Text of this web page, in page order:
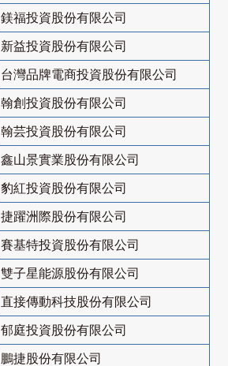
鎂福投資股份有限公司
新益投資股份有限公司
台灣品牌電商投資股份有限公司
翰創投資股份有限公司
翰芸投資股份有限公司
鑫山景實業股份有限公司
豹紅投資股份有限公司
捷躍洲際股份有限公司
賽基特投資股份有限公司
雙子星能源股份有限公司
直接傳動科技股份有限公司
郁庭投資股份有限公司
鵬捷股份有限公司